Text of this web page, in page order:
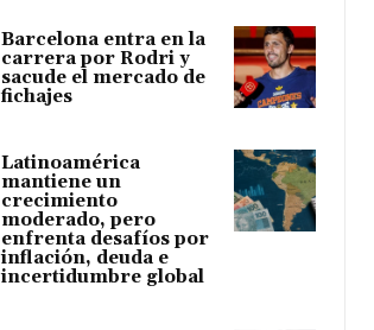
Barcelona entra en la
carrera por Rodri y
sacude el mercado de
fichajes
Latinoamérica
mantiene un
crecimiento
moderado, pero
enfrenta desafíos por
inflación, deuda e
incertidumbre global